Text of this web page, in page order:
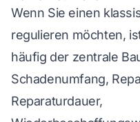
Wenn Sie einen
regulieren möchten,
häufig der zentrale
Schadenumfang,
Reparaturdauer,